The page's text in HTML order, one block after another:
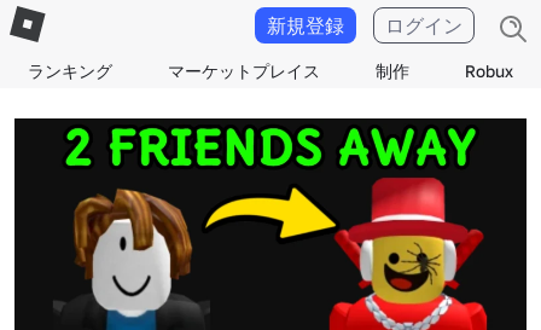
ランキング マーケットプレイス 制作 Robux
新規登録 ログイン